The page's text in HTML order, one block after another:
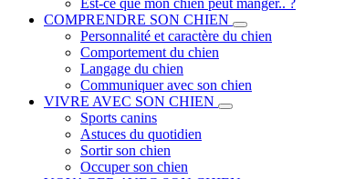
Est-ce que mon chien peut manger.. ?
COMPRENDRE SON CHIEN
Personnalité et caractère du chien
Comportement du chien
Langage du chien
Communiquer avec son chien
VIVRE AVEC SON CHIEN
Sports canins
Astuces du quotidien
Sortir son chien
Occuper son chien